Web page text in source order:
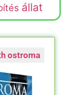
állat
ostroma